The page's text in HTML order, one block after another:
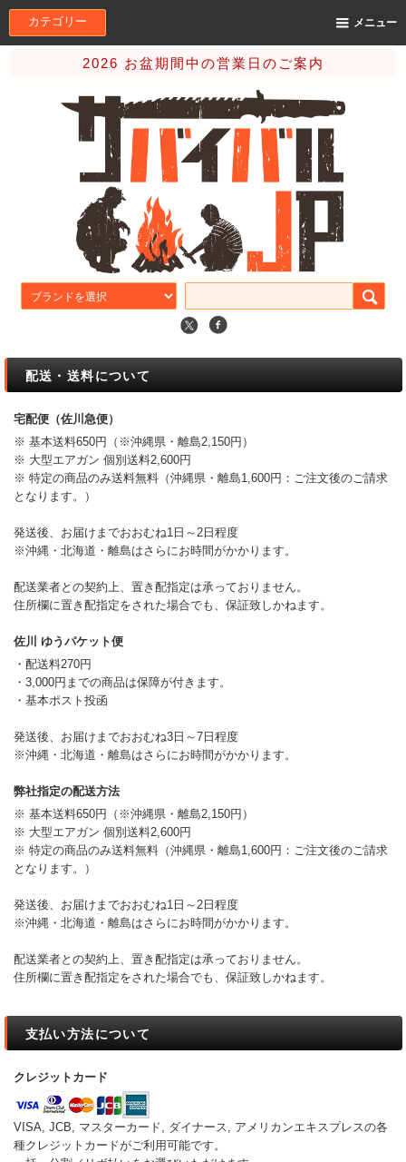
カテゴリー メニュー
2026 お盆期間中の営業日のご案内
配送・送料について
宅配便（佐川急便）
※ 基本送料650円（※沖縄県・離島2,150円）
※ 大型エアガン 個別送料2,600円
※ 特定の商品のみ送料無料（沖縄県・離島1,600円：ご注文後のご請求
となります。）
発送後、お届けまでおおむね1日～2日程度
※沖縄・北海道・離島はさらにお時間がかかります。
配送業者との契約上、置き配指定は承っておりません。
住所欄に置き配指定をされた場合でも、保証致しかねます。
佐川 ゆうパケット便
・配送料270円
・3,000円までの商品は保障が付きます。
・基本ポスト投函
発送後、お届けまでおおむね3日～7日程度
※沖縄・北海道・離島はさらにお時間がかかります。
弊社指定の配送方法
※ 基本送料650円（※沖縄県・離島2,150円）
※ 大型エアガン 個別送料2,600円
※ 特定の商品のみ送料無料（沖縄県・離島1,600円：ご注文後のご請求
となります。）
発送後、お届けまでおおむね1日～2日程度
※沖縄・北海道・離島はさらにお時間がかかります。
配送業者との契約上、置き配指定は承っておりません。
住所欄に置き配指定をされた場合でも、保証致しかねます。
支払い方法について
クレジットカード
VISA, JCB, マスターカード, ダイナース, アメリカンエキスプレスの各
種クレジットカードがご利用可能です。